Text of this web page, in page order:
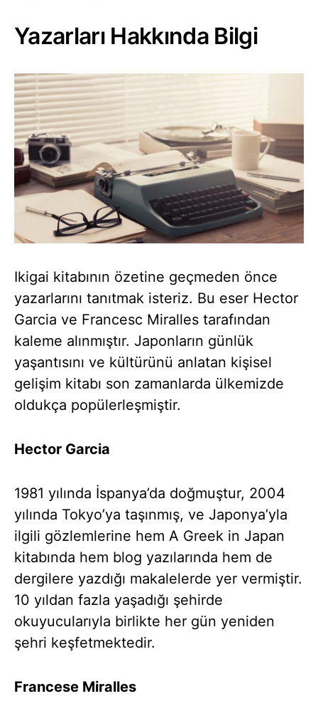
Yazarları Hakkında Bilgi
Ikigai kitabının özetine geçmeden önce
yazarlarını tanıtmak isteriz. Bu eser Hector
Garcia ve Francesc Miralles tarafından
kaleme alınmıştır. Japonların günlük
yaşantısını ve kültürünü anlatan kişisel
gelişim kitabı son zamanlarda ülkemizde
oldukça popülerleşmiştir.
Hector Garcia
1981 yılında İspanya’da doğmuştur, 2004
yılında Tokyo’ya taşınmış, ve Japonya’yla
ilgili gözlemlerine hem A Greek in Japan
kitabında hem blog yazılarında hem de
dergilere yazdığı makalelerde yer vermiştir.
10 yıldan fazla yaşadığı şehirde
okuyucularıyla birlikte her gün yeniden
şehri keşfetmektedir.
Francese Miralles